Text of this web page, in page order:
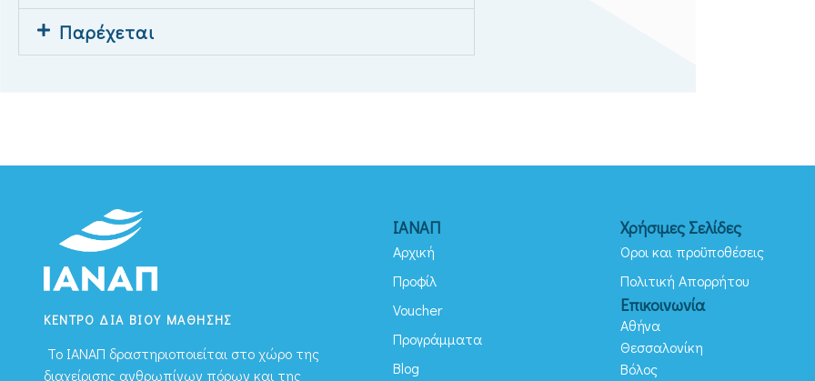
Παρέχεται
ΚΕΝΤΡΟ ΔΙΑ ΒΙΟΥ ΜΑΘΗΣΗΣ
To ΙΑΝΑΠ δραστηριοποιείται στο χώρο της
διαχείρισης ανθρωπίνων πόρων και της
ΙΑΝΑΠ
Αρχική
Προφίλ
Voucher
Προγράμματα
Blog
Χρήσιμες Σελίδες
Όροι και προϋποθέσεις
Πολιτική Απορρήτου
Επικοινωνία
Αθήνα
Θεσσαλονίκη
Βόλος